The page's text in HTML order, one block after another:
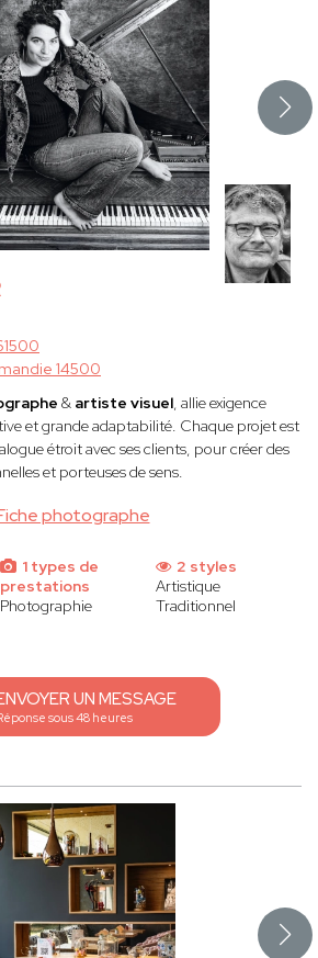
photographe
14500
& artiste visuel, allie exigence
et grande adaptabilité. Chaque projet est
étroit avec ses clients, pour créer des
et porteuses de sens.
1 types de
prestations
Photographie
2 styles
Artistique
Traditionnel
UN MESSAGE
sous 48 heures